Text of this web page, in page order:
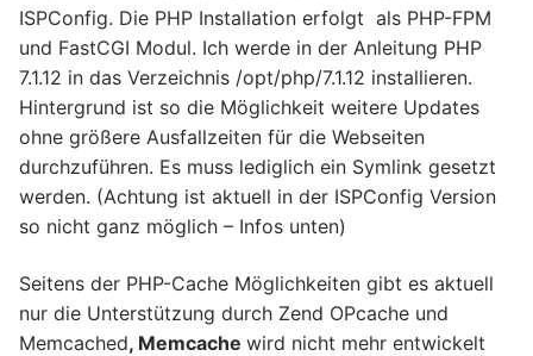
ISPConfig. Die PHP Installation erfolgt als PHP-FPM
und FastCGI Modul. Ich werde in der Anleitung PHP
7.1.12 in das Verzeichnis /opt/php/7.1.12 installieren.
Hintergrund ist so die Möglichkeit weitere Updates
ohne größere Ausfallzeiten für die Webseiten
durchzuführen. Es muss lediglich ein Symlink gesetzt
werden. (Achtung ist aktuell in der ISPConfig Version
so nicht ganz möglich – Infos unten)
Seitens der PHP-Cache Möglichkeiten gibt es aktuell
nur die Unterstützung durch Zend OPcache und
Memcached, Memcache wird nicht mehr entwickelt